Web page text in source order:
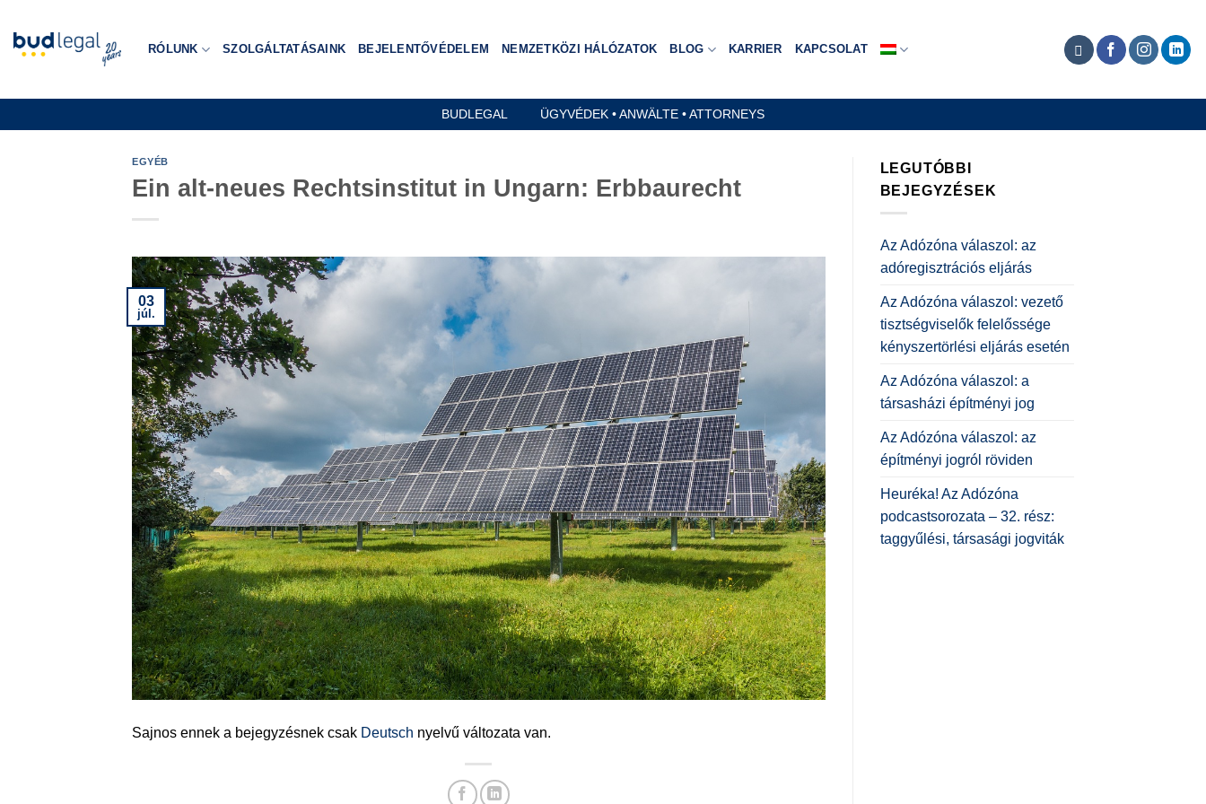
content
RÓLUNK SZOLGÁLTATÁSAINK BEJELENTŐVÉDELEM NEMZETKÖZI HÁLÓZATOK BLOG KARRIER KAPCSOLAT
BUDLEGAL ÜGYVÉDEK • ANWÄLTE • ATTORNEYS
EGYÉB
Ein alt-neues Rechtsinstitut in Ungarn: Erbbaurecht
03
júl.
Sajnos ennek a bejegyzésnek csak Deutsch nyelvű változata van.
LEGUTÓBBI
BEJEGYZÉSEK
Az Adózóna válaszol: az
adóregisztrációs eljárás
Az Adózóna válaszol: vezető
tisztségviselők felelőssége
kényszertörlési eljárás esetén
Az Adózóna válaszol: a
társasházi építményi jog
Az Adózóna válaszol: az
építményi jogról röviden
Heuréka! Az Adózóna
podcastsorozata – 32. rész:
taggyűlési, társasági jogviták